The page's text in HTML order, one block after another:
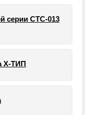
серии СТС-013
Х-ТИП